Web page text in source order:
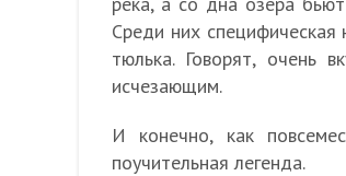
Среди них специфическая
тюлька. Говорят, очень
исчезающим.
И конечно, как
поучительная легенда.